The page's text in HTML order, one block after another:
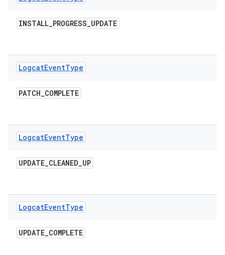
INSTALL_PROGRESS_UPDATE
LogcatEventType
PATCH_COMPLETE
LogcatEventType
UPDATE_CLEANED_UP
LogcatEventType
UPDATE_COMPLETE